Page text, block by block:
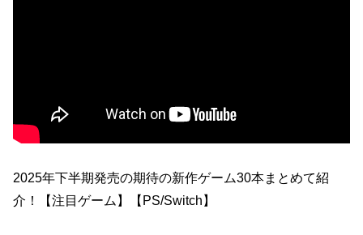
2025年下半期発売の期待の新作ゲーム30本まとめて紹
介！【注目ゲーム】【PS/Switch】